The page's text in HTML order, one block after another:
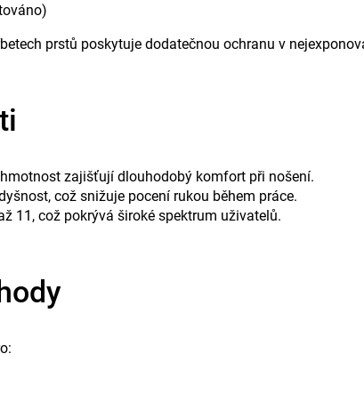
prstů poskytuje dodatečnou ochranu v
zajišťují dlouhodobý komfort při nošení.
což snižuje pocení rukou během práce.
11, což pokrývá široké spektrum uživatelů.